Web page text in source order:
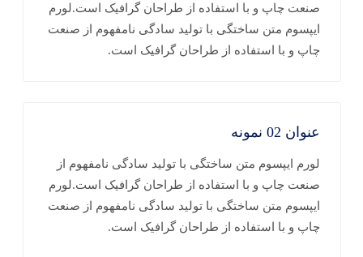
صنعت چاپ و با استفاده از طراحان گرافیک است.لورم
ایپسوم متن ساختگی با تولید سادگی نامفهوم از صنعت
چاپ و با استفاده از طراحان گرافیک است.
عنوان 02 نمونه
لورم ایپسوم متن ساختگی با تولید سادگی نامفهوم از
صنعت چاپ و با استفاده از طراحان گرافیک است.لورم
ایپسوم متن ساختگی با تولید سادگی نامفهوم از صنعت
چاپ و با استفاده از طراحان گرافیک است.